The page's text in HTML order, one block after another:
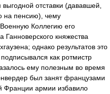
отставки (дававшей,
на пенсию), чему
Военную Коллегию его
княжества
однако результатов это
как ротмистр
ему полезным во время
был занят французами
Франции армии избавило